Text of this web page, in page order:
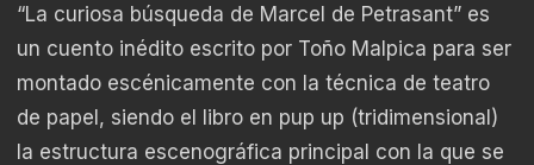
“La curiosa búsqueda de Marcel de Petrasant” es
un cuento inédito escrito por Toño Malpica para ser
montado escénicamente con la técnica de teatro
de papel, siendo el libro en pup up (tridimensional)
la estructura escenográfica principal con la que se